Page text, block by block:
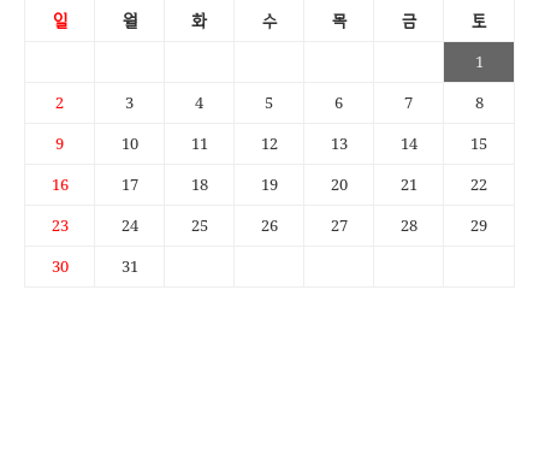
일 월 화 수 목 금 토
1
2
3 4 5 6 7
8
9
10 11 12 13 14
15
16
17 18 19 20 21
22
23
24 25 26 27 28
29
30
31